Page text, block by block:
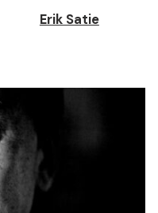
Erik Satie